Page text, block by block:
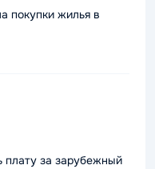
покупки жилья в
плату за зарубежный